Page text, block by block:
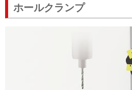
ホールクランプ